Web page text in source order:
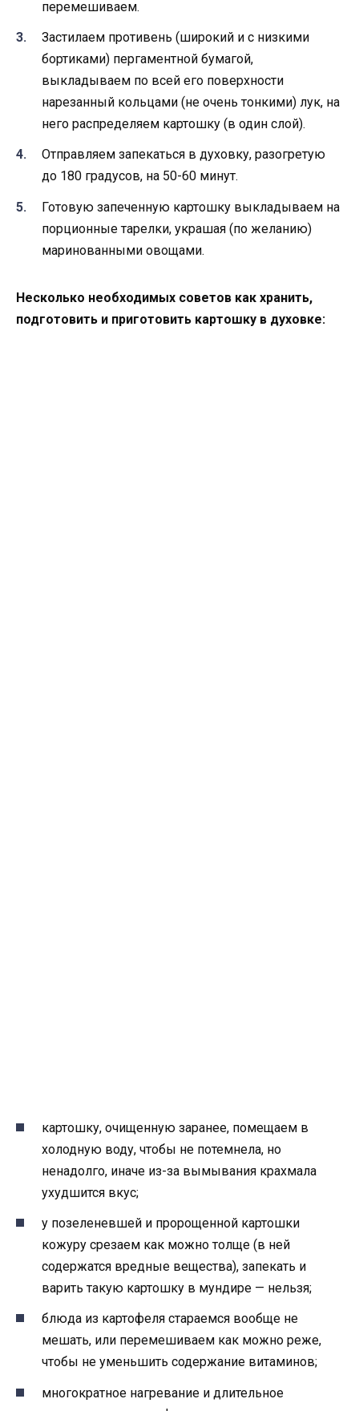
перемешиваем.
Застилаем противень (широкий и с низкими
бортиками) пергаментной бумагой,
выкладываем по всей его поверхности
нарезанный кольцами (не очень тонкими) лук, на
него распределяем картошку (в один слой).
Отправляем запекаться в духовку, разогретую
до 180 градусов, на 50-60 минут.
Готовую запеченную картошку выкладываем на
порционные тарелки, украшая (по желанию)
маринованными овощами.
Несколько необходимых советов как хранить,
подготовить и приготовить картошку в духовке:
картошку, очищенную заранее, помещаем в
холодную воду, чтобы не потемнела, но
ненадолго, иначе из-за вымывания крахмала
ухудшится вкус;
у позеленевшей и пророщенной картошки
кожуру срезаем как можно толще (в ней
содержатся вредные вещества), запекать и
варить такую картошку в мундире — нельзя;
блюда из картофеля стараемся вообще не
мешать, или перемешиваем как можно реже,
чтобы не уменьшить содержание витаминов;
многократное нагревание и длительное